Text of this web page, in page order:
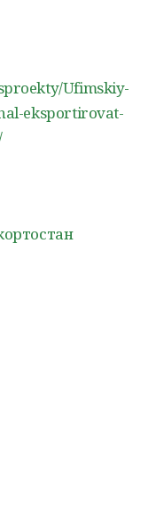
Ufimskiy-
eksportirovat-